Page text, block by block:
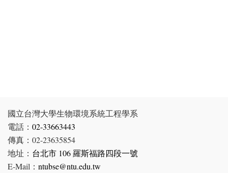
國立台灣大學生物環境系統工程學系
電話： 02-33663443
傳真：02-23635854
地址： 台北市 106 羅斯福路四段一號
E-Mail： ntubse@ntu.edu.tw